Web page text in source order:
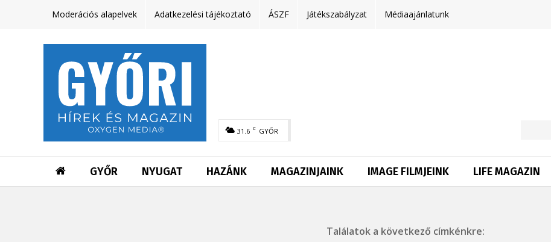
Moderációs alapelvek Adatkezelési tájékoztató ÁSZF Játékszabályzat Médiaajánlatunk
31.6 C GYŐR
GYŐR NYUGAT HAZÁNK MAGAZINJAINK IMAGE FILMJEINK LIFE MAGAZIN
Találatok a következő címkénkre: